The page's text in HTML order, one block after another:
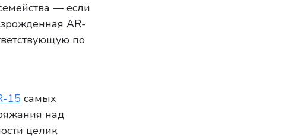
— если
AR-
по
15 самых
над
целик